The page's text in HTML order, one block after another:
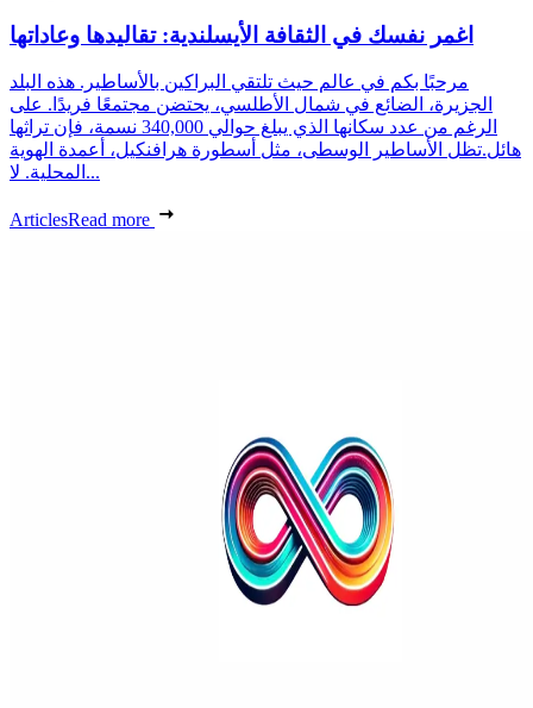
اغمر نفسك في الثقافة الأيسلندية: تقاليدها وعاداتها
مرحبًا بكم في عالم حيث تلتقي البراكين بالأساطير. هذه البلد
الجزيرة، الضائع في شمال الأطلسي، يحتضن مجتمعًا فريدًا. على
الرغم من عدد سكانها الذي يبلغ حوالي 340,000 نسمة، فإن تراثها
هائل.تظل الأساطير الوسطى، مثل أسطورة هرافنكيل، أعمدة الهوية
المحلية. لا...
ArticlesRead more